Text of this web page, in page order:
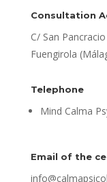
Consultation
C/ San
Fuengirola
Telephone
Mind Calma
Email of the